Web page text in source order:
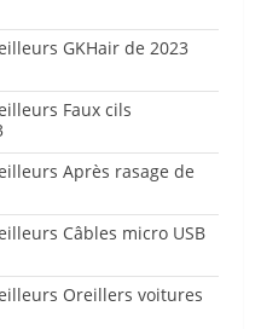
GKHair de 2023
Faux cils
Après rasage de
Câbles micro USB
Oreillers voitures